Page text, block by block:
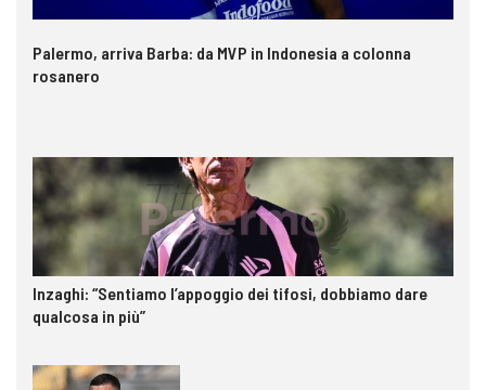
Palermo, arriva Barba: da MVP in Indonesia a colonna
rosanero
Inzaghi: “Sentiamo l’appoggio dei tifosi, dobbiamo dare
qualcosa in più”